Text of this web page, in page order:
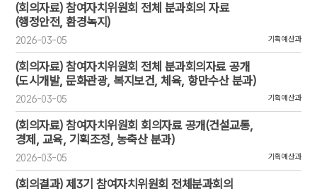
(회의자료) 참여자치위원회 전체 분과회의 자료
(행정안전, 환경녹지)
2026-03-05 기획예산과
(회의자료) 참여자치위원회 전체 분과회의자료 공개
(도시개발, 문화관광, 복지보건, 체육, 항만수산 분과)
2026-03-05 기획예산과
(회의자료) 참여자치위원회 회의자료 공개(건설교통,
경제, 교육, 기획조정, 농축산 분과)
2026-03-05 기획예산과
(회의결과) 제3기 참여자치위원회 전체분과회의